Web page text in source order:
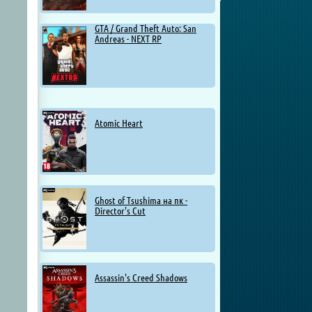
GTA / Grand Theft Auto: San
Andreas - NEXT RP
Atomic Heart
Ghost of Tsushima на пк -
Director's Cut
Assassin's Creed Shadows